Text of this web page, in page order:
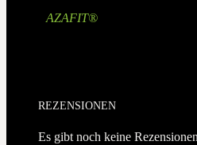
AZAFIT®
REZENSIONEN
Es gibt noch keine